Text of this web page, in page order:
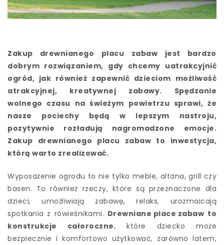
Zakup drewnianego placu zabaw jest bardzo
dobrym rozwiązaniem, gdy chcemy uatrakcyjnić
ogród, jak również zapewnić dzieciom możliwość
atrakcyjnej, kreatywnej zabawy. Spędzanie
wolnego czasu na świeżym powietrzu sprawi, że
nasze pociechy będą w lepszym nastroju,
pozytywnie rozładują nagromadzone emocje.
Zakup drewnianego placu zabaw to inwestycja,
którą warto zrealizować.
Wyposażenie ogrodu to nie tylko meble, altana, grill czy
basen. To również rzeczy, które są przeznaczone dla
dzieci, umożliwiają zabawę, relaks, urozmaicają
spotkania z rówieśnikami. Drewniane place zabaw to
konstrukcje całoroczne, które dziecko może
bezpiecznie i komfortowo użytkować, zarówno latem,